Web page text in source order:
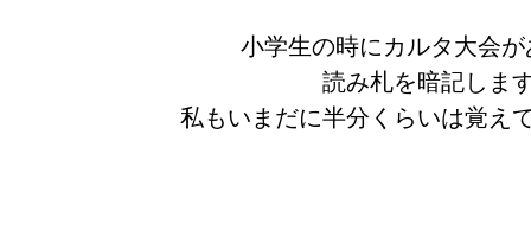
小学生の時にカルタ大会
読み札を暗記しま
私もいまだに半分くらいは覚え